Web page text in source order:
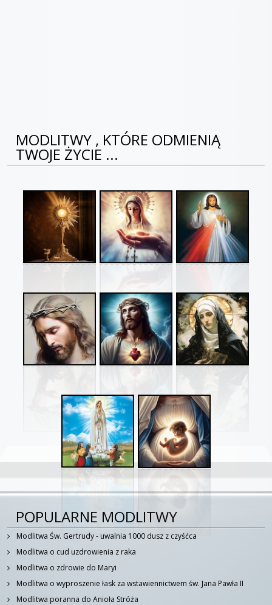
MODLITWY , KTÓRE ODMIENIĄ
TWOJE ŻYCIE ...
POPULARNE MODLITWY
Modlitwa Św. Gertrudy - uwalnia 1000 dusz z czyśćca
Modlitwa o cud uzdrowienia z raka
Modlitwa o zdrowie do Maryi
Modlitwa o wyproszenie łask za wstawiennictwem św. Jana Pawła II
Modlitwa poranna do Anioła Stróża